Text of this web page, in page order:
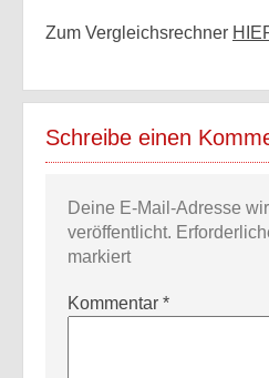
Zum Vergleichsrechner
Schreibe einen
Deine E-Mail-Adresse
veröffentlicht.
markiert
Kommentar *